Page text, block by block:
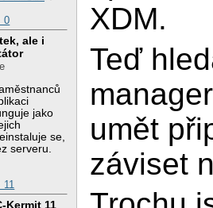
0
ale i
jako
se,
serveru.
Kermit 11
XDM.
Teď
umět
záviset